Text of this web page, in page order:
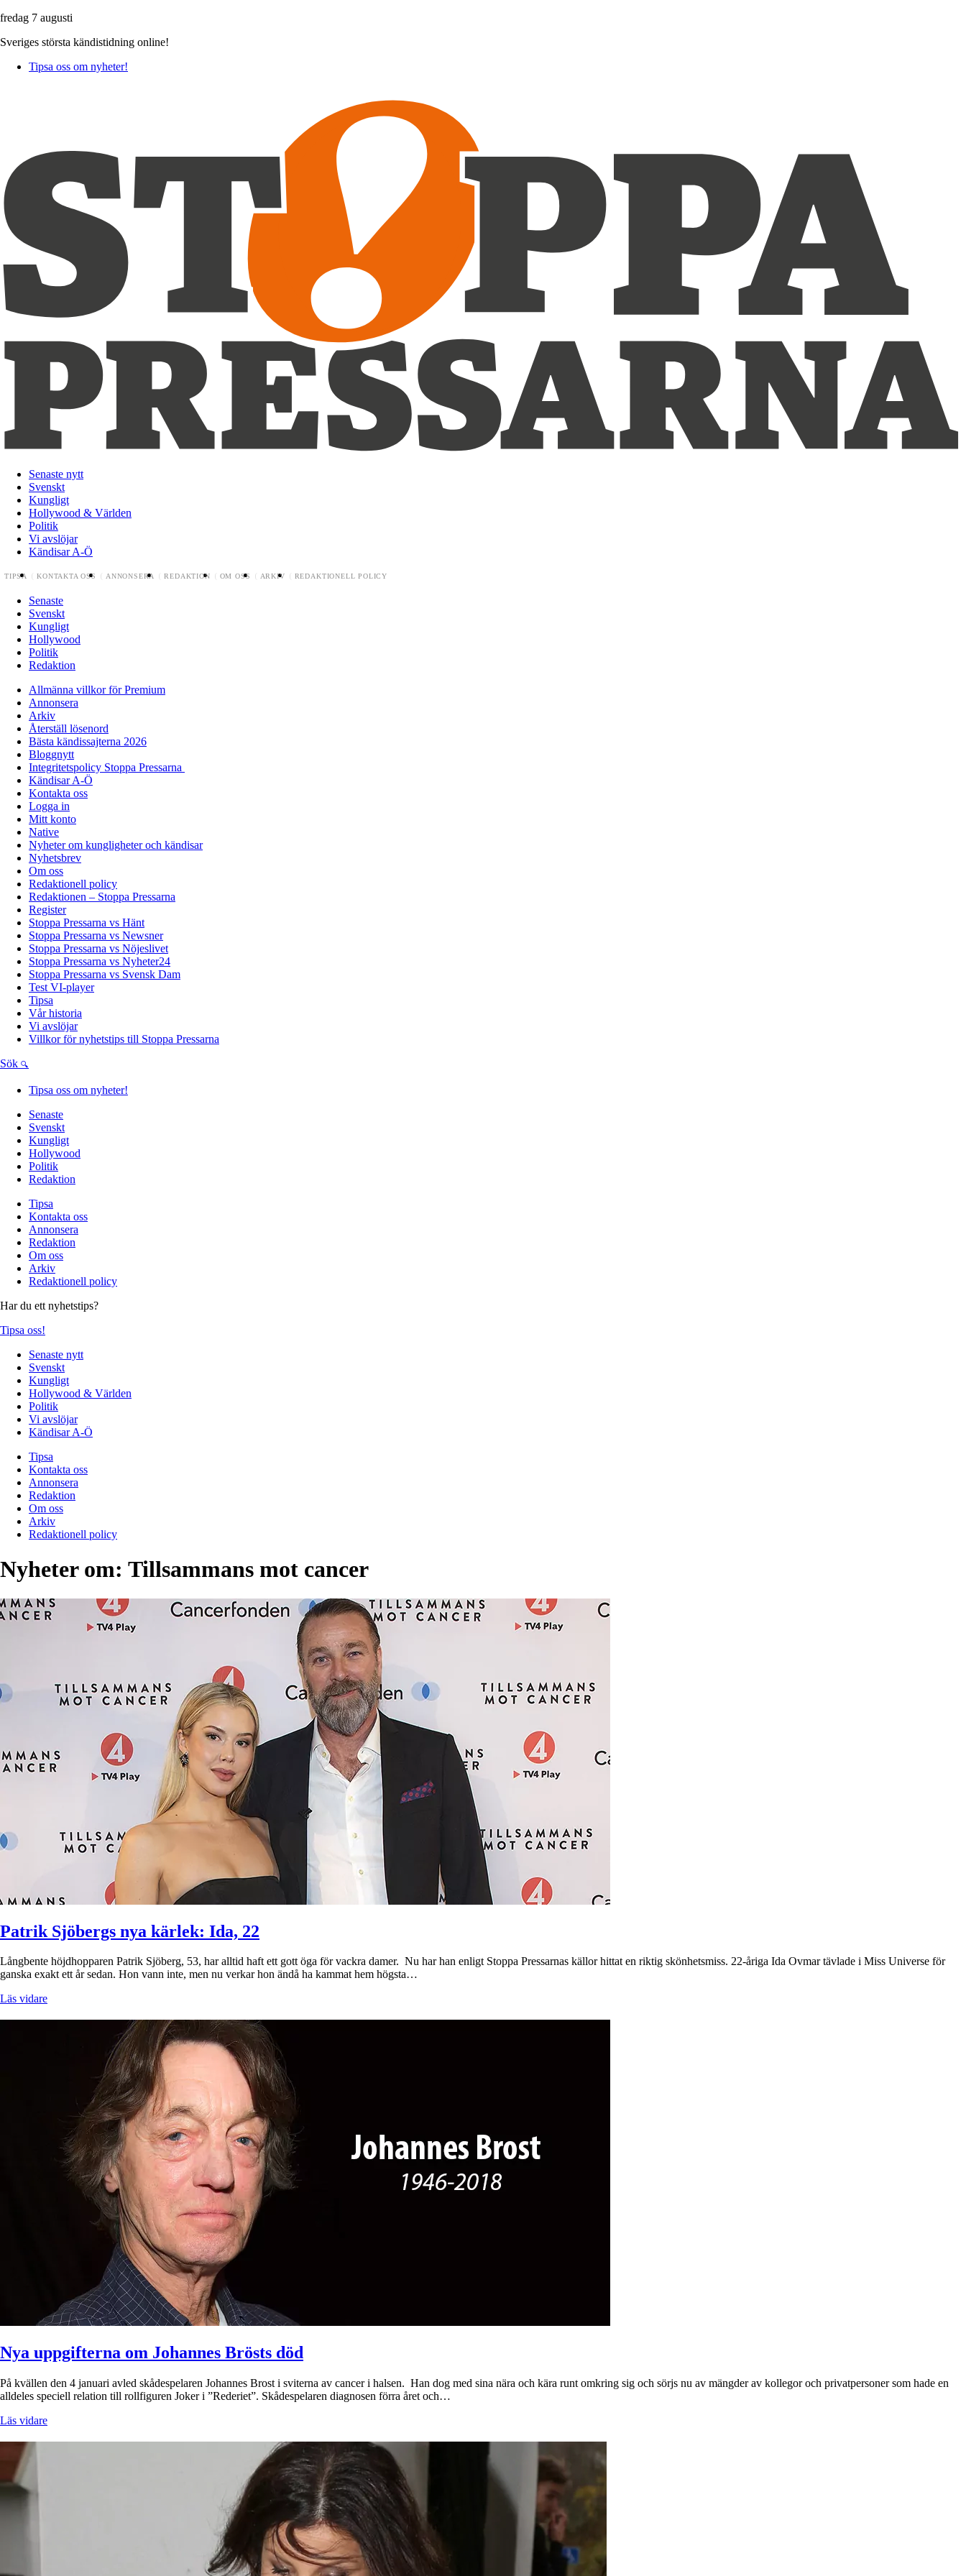
fredag 7 augusti
Sveriges största kändistidning online!
Tipsa oss om nyheter!
Senaste nytt
Svenskt
Kungligt
Hollywood & Världen
Politik
Vi avslöjar
Kändisar A-Ö
TIPSA KONTAKTA OSS ANNONSERA REDAKTION OM OSS ARKIV REDAKTIONELL POLICY
Senaste
Svenskt
Kungligt
Hollywood
Politik
Redaktion
Allmänna villkor för Premium
Annonsera
Arkiv
Återställ lösenord
Bästa kändissajterna 2026
Bloggnytt
Integritetspolicy Stoppa Pressarna
Kändisar A-Ö
Kontakta oss
Logga in
Mitt konto
Native
Nyheter om kungligheter och kändisar
Nyhetsbrev
Om oss
Redaktionell policy
Redaktionen – Stoppa Pressarna
Register
Stoppa Pressarna vs Hänt
Stoppa Pressarna vs Newsner
Stoppa Pressarna vs Nöjeslivet
Stoppa Pressarna vs Nyheter24
Stoppa Pressarna vs Svensk Dam
Test VI-player
Tipsa
Vår historia
Vi avslöjar
Villkor för nyhetstips till Stoppa Pressarna
Sök
Tipsa oss om nyheter!
Senaste
Svenskt
Kungligt
Hollywood
Politik
Redaktion
Tipsa
Kontakta oss
Annonsera
Redaktion
Om oss
Arkiv
Redaktionell policy
Har du ett nyhetstips?
Tipsa oss!
Senaste nytt
Svenskt
Kungligt
Hollywood & Världen
Politik
Vi avslöjar
Kändisar A-Ö
Tipsa
Kontakta oss
Annonsera
Redaktion
Om oss
Arkiv
Redaktionell policy
Nyheter om: Tillsammans mot cancer
Patrik Sjöbergs nya kärlek: Ida, 22
Långbente höjdhopparen Patrik Sjöberg, 53, har alltid haft ett gott öga för vackra damer. Nu har han enligt Stoppa Pressarnas källor hittat en riktig skönhetsmiss. 22-åriga Ida Ovmar tävlade i Miss Universe för
ganska exakt ett år sedan. Hon vann inte, men nu verkar hon ändå ha kammat hem högsta…
Läs vidare
Nya uppgifterna om Johannes Brösts död
På kvällen den 4 januari avled skådespelaren Johannes Brost i sviterna av cancer i halsen. Han dog med sina nära och kära runt omkring sig och sörjs nu av mängder av kollegor och privatpersoner som hade en
alldeles speciell relation till rollfiguren Joker i ”Rederiet”. Skådespelaren diagnosen förra året och…
Läs vidare